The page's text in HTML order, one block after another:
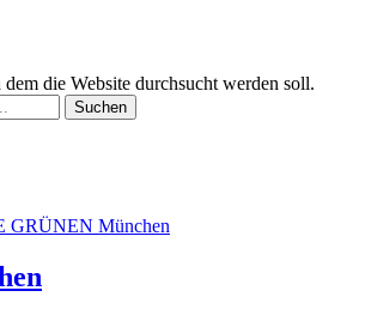
die Website durchsucht werden soll.
Suchen